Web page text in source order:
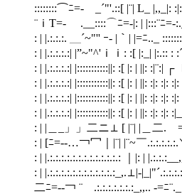
::::::::⌒ﾆ=- _´"'.::[ |¨| L_
¨ｉT=- .__::::⌒ﾆ=-|: | |:::¨ﾆ=-
: | |.:.:.:. ＿´~"'' ｰ- |｀| |=ﾆ.._
: | |.:.:.:.:| |”~"^'ｉｉ: :[ |:_|
: | |.:.:.:.:| |:::::::::::||: :[ |: | ||:
: | |.:.:.:.:| |:::::::::::||: :[ |: | ||:
: | |.:.:.:.:| |:::::::::::||: :[ |: | ||:
: | |.:.:.:.:| |:::::::::::||: :[ |: | ||: :|:
: | |＿_」」二ニ⊥ [ |¨| |＿
: | [ﾆ=-‐…￢冖｜|¨| |¨~￣
: | |.:.:.:.:.:.:.:.:.:.:.:.:.: ｜|: |
: | |.:.:.:.:.:.:.:.:.:.:.:.:_,.⊥|-
二ﾆ=-‐￢ ¨￣.:.:.:.:.:.:.:_,,.. -=ﾆ